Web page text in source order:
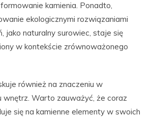
kamienia. Ponadto,
ekologicznymi rozwiązaniami
jako naturalny surowiec, staje się
w kontekście zrównoważonego
również na znaczeniu w
wnętrz. Warto zauważyć, że coraz
się na kamienne elementy w swoich